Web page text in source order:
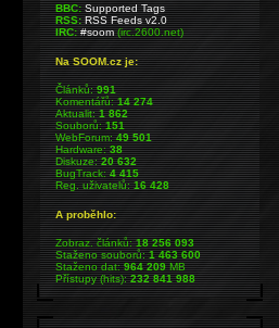
BBC: Supported Tags
RSS: RSS Feeds v2.0
IRC: #soom(irc.2600.net)
Na SOOM.cz je:
Článků:991
Komentářů:14 274
Aktualit:1 862
Souborů:151
WebForum:49 501
Hardware:38
Diskuze:20 632
BugTrack:4 415
Reg. uživatelů:16 428
A proběhlo:
Zobraz. článků:18 256 093
Staženo souborů:1 463 600
Staženo dat:964 209MB
Přístupy (hits):232 841 988